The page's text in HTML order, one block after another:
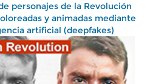
personajes de la Revolución
y animadas mediante
artificial (deepfakes)